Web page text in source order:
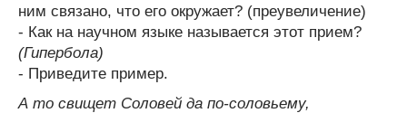
ним связано, что его окружает? (преувеличение)
- Как на научном языке называется этот прием?
(Гипербола)
- Приведите пример.
А то свищет Соловей да по-соловьему,